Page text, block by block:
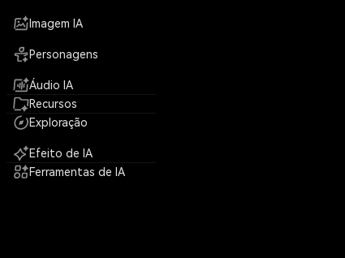
Imagem IA
Personagens
Áudio IA
Recursos
Exploração
Efeito de IA
Ferramentas de IA